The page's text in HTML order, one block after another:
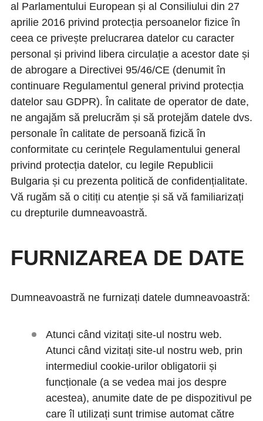
al Parlamentului European și al Consiliului din 27
aprilie 2016 privind protecția persoanelor fizice în
ceea ce privește prelucrarea datelor cu caracter
personal și privind libera circulație a acestor date și
de abrogare a Directivei 95/46/CE (denumit în
continuare Regulamentul general privind protecția
datelor sau GDPR). În calitate de operator de date,
ne angajăm să prelucrăm și să protejăm datele dvs.
personale în calitate de persoană fizică în
conformitate cu cerințele Regulamentului general
privind protecția datelor, cu legile Republicii
Bulgaria și cu prezenta politică de confidențialitate.
Vă rugăm să o citiți cu atenție și să vă familiarizați
cu drepturile dumneavoastră.
FURNIZAREA DE DATE
Dumneavoastră ne furnizați datele dumneavoastră:
Atunci când vizitați site-ul nostru web.
Atunci când vizitați site-ul nostru web, prin
intermediul cookie-urilor obligatorii și
funcționale (a se vedea mai jos despre
acestea), anumite date de pe dispozitivul pe
care îl utilizați sunt trimise automat către